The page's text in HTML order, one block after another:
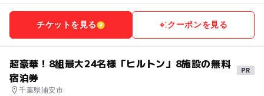
チケットを見る クーポンを見る
超豪華！8組最大24名様「ヒルトン」8施設の無料
宿泊券
千葉県浦安市